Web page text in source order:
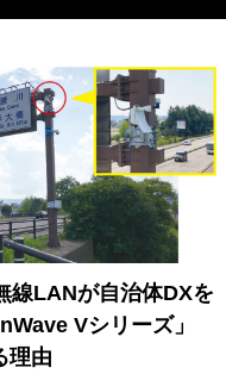
線LANが自治体DXを
Vシリーズ」
理由